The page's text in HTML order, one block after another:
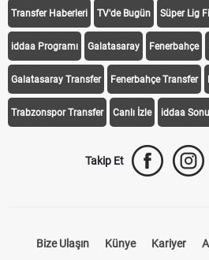
Transfer Haberleri TV'de Bugün Süper Lig
iddaa Programı Galatasaray Fenerbahçe
Galatasaray Transfer Fenerbahçe Transfer
Trabzonspor Transfer Canlı İzle iddaa
Takip Et
Bize Ulaşın Künye Kariyer